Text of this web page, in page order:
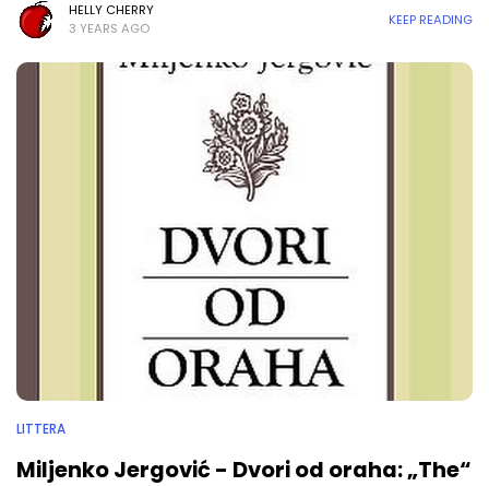
HELLY CHERRY
3 YEARS AGO
KEEP READING
LITTERA
Miljenko Jergović - Dvori od oraha: „The“